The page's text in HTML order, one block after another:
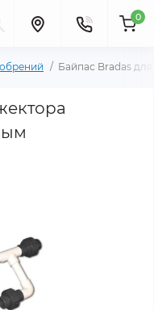
0
Байпас Bradas